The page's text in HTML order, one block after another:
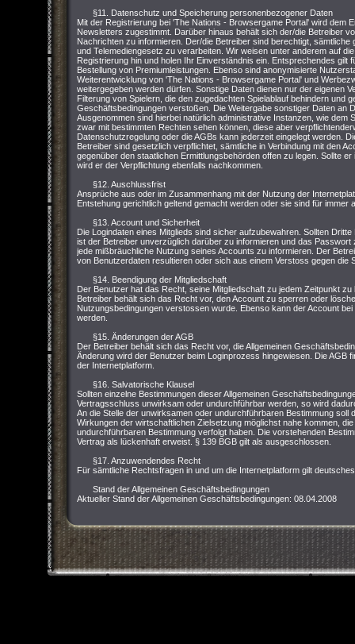
§11. Datenschutz und Speicherung personenbezogener Daten
Mit der Registrierung bei 'The Nations - Browsergame Portal' wird dem
Newsletters zugestimmt. Darüber hinaus behält sich der/die Betreiber
Nachrichten zu informieren. Der/die Betreiber sind berechtigt,
und Telemediengesetz zu verarbeiten. Wir weisen unter anderem auf
Registrierung hin und holen Ihr Einverständnis ein. Entsprechendes gilt
Bestellung von Premiumleistungen. Ebenso sind anonymisierte
Weiterentwicklung von 'The Nations - Browsergame Portal' und
weitergegeben werden dürfen. Sonstige Daten dienen nur der eigenen
Filterung von Spielern, die den zugedachten Spielablauf behindern und
Geschäftsbedingungen verstoßen. Die Weitergabe sonstiger Daten an
Ausgenommen sind hierbei natürlich administrative Instanzen, wie dem
zwar mit bestimmten Rechten sehen können, diese aber
Datenschutzregelung oder die AGBs kann jederzeit eingelegt werden.
Betreiber sind gesetzlich verpflichtet, sämtliche in Verbindung mit den
gegenüber den staatlichen Ermittlungsbehörden offen zu legen. Sollte
wird er der Verpflichtung ebenfalls nachkommen.
§12. Auschlussfrist
Ansprüche aus oder im Zusammenhang mit der Nutzung der
Entstehung gerichtlich geltend gemacht werden oder sie sind für immer
§13. Account und Sicherheit
Die Logindaten eines Mitglieds sind sicher aufzubewahren. Sollten
ist der Betreiber unverzüglich darüber zu informieren und das
jede mißbräuchliche Nutzung seines Accounts zu informieren. Der
von Benutzerdaten resultieren oder sich aus einem Verstoss gegen die
§14. Beendigung der Mitgliedschaft
Der Benutzer hat das Recht, seine Mitgliedschaft zu jedem Zeitpunkt
Betreiber behält sich das Recht vor, den Account zu sperren oder
Nutzungsbedingungen verstossen wurde. Ebenso kann der Account
werden.
§15. Änderungen der AGB
Der Betreiber behält sich das Recht vor, die Allgemeinen
Änderung wird der Benutzer beim Loginprozess hingewiesen. Die AGB
der Internetplatform.
§16. Salvatorische Klausel
Sollten einzelne Bestimmungen dieser Allgemeinen
Vertragsschluss unwirksam oder undurchführbar werden, so wird
An die Stelle der unwirksamen oder undurchführbaren Bestimmung
Wirkungen der wirtschaftlichen Zielsetzung möglichst nahe kommen,
undurchführbaren Bestimmung verfolgt haben. Die vorstehenden
Vertrag als lückenhaft erweist. § 139 BGB gilt als ausgeschlossen.
§17. Anzuwendendes Recht
Für sämtliche Rechtsfragen in und um die Internetplatform gilt
Stand der Allgemeinen Geschäftsbedingungen
Aktueller Stand der Allgemeinen Geschäftsbedingungen: 08.04.2008